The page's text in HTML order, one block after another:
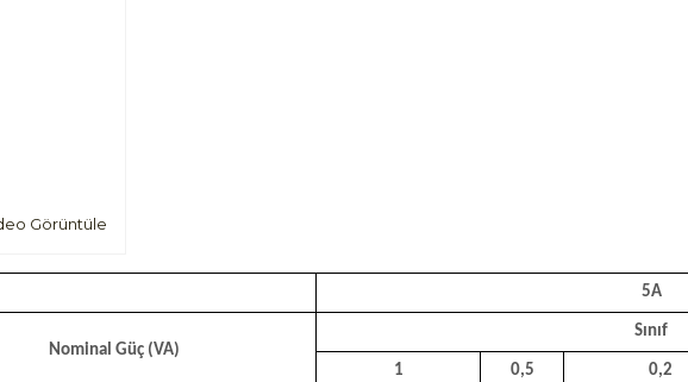
Görüntüle
5A
Nominal Güç (VA)
Sınıf
1 0,5 0,2